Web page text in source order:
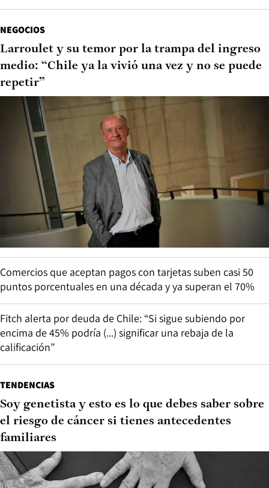
NEGOCIOS
Larroulet y su temor por la trampa del ingreso
medio: “Chile ya la vivió una vez y no se puede
repetir”
Comercios que aceptan pagos con tarjetas suben casi 50
puntos porcentuales en una década y ya superan el 70%
Fitch alerta por deuda de Chile: “Si sigue subiendo por
encima de 45% podría (...) significar una rebaja de la
calificación”
TENDENCIAS
Soy genetista y esto es lo que debes saber sobre
el riesgo de cáncer si tienes antecedentes
familiares